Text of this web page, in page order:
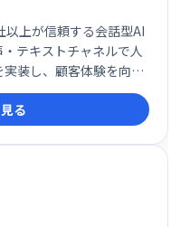
上が信頼する会話型AI
テキストチャネルで人
装し、顧客体験を向上
、感情分析、90以上の
え、コンタクトセンタ
エンドツーエンドの会話
ーションを実現しま
る